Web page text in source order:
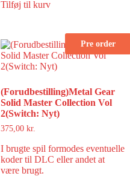
Tilføj til kurv
Pre order
(Forudbestilling)Metal Gear
Solid Master Collection Vol
2(Switch: Nyt)
375,00 kr.
I brugte spil formodes eventuelle
koder til DLC eller andet at
være brugt.